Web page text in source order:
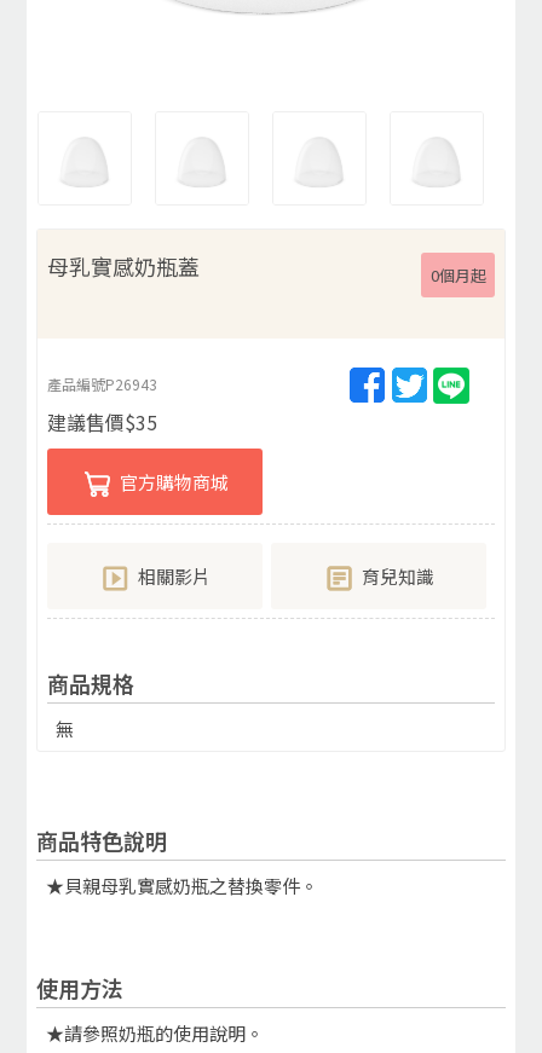
母乳實感奶瓶蓋 0個月起
產品編號P26943
建議售價$35
官方購物商城
相關影片 育兒知識
商品規格
無
商品特色說明
★貝親母乳實感奶瓶之替換零件。
使用方法
★請參照奶瓶的使用說明。